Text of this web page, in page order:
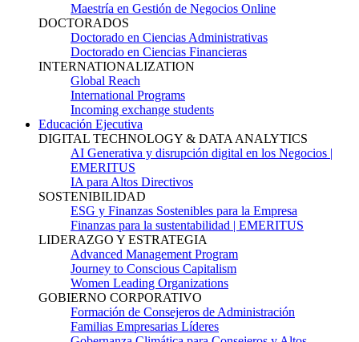
Maestría en Gestión de Negocios Online
DOCTORADOS
Doctorado en Ciencias Administrativas
Doctorado en Ciencias Financieras
INTERNATIONALIZATION
Global Reach
International Programs
Incoming exchange students
Educación Ejecutiva
DIGITAL TECHNOLOGY & DATA ANALYTICS
AI Generativa y disrupción digital en los Negocios |
EMERITUS
IA para Altos Directivos
SOSTENIBILIDAD
ESG y Finanzas Sostenibles para la Empresa
Finanzas para la sustentabilidad | EMERITUS
LIDERAZGO Y ESTRATEGIA
Advanced Management Program
Journey to Conscious Capitalism
Women Leading Organizations
GOBIERNO CORPORATIVO
Formación de Consejeros de Administración
Familias Empresarias Líderes